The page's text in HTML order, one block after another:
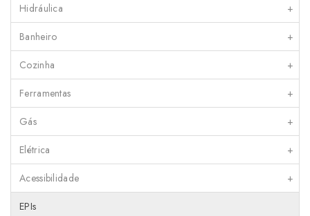
Hidráulica +
Banheiro +
Cozinha +
Ferramentas +
Gás +
Elétrica +
Acessibilidade +
EPIs